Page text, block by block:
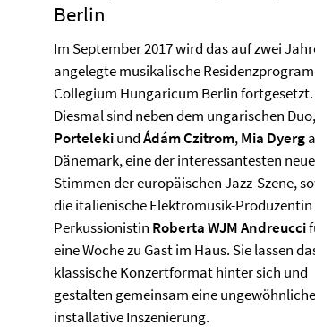
Berlin
Im September 2017 wird das auf zwei
angelegte musikalische
Collegium Hungaricum Berlin fortgesetzt.
Diesmal sind neben dem ungarischen Duo,
PortelekiundÁdám Czitrom,Mia Dyerg
Dänemark, eine der interessantesten
Stimmen der europäischen Jazz-Szene,
die italienische Elektromusik-Produzentin
Perkussionistin Roberta WJM Andreucci
eine Woche zu Gast im Haus. Sie lassen
klassische Konzertformat hinter sich und
gestalten gemeinsam eine ungewöhnliche
installative Inszenierung.